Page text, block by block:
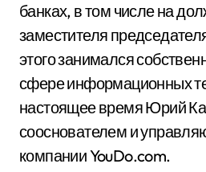
банках, в том числе на
заместителя
этого занимался
сфере информационных
настоящее время Юрий
сооснователем и
компании YouDo.com.